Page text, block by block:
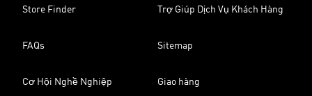
Store Finder Trợ Giúp Dịch Vụ Khách Hàng
FAQs Sitemap
Cơ Hội Nghề Nghiệp Giao hàng